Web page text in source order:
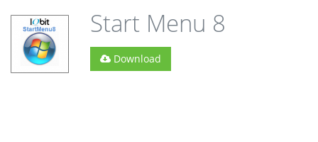
Start Menu 8
Download